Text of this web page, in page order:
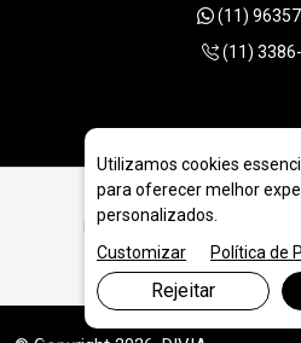
(11)
(11)
Máquina Perfuratriz
Utilizamos cookies
para oferecer melhor
personalizados.
Customizar
Política de
Rejeitar